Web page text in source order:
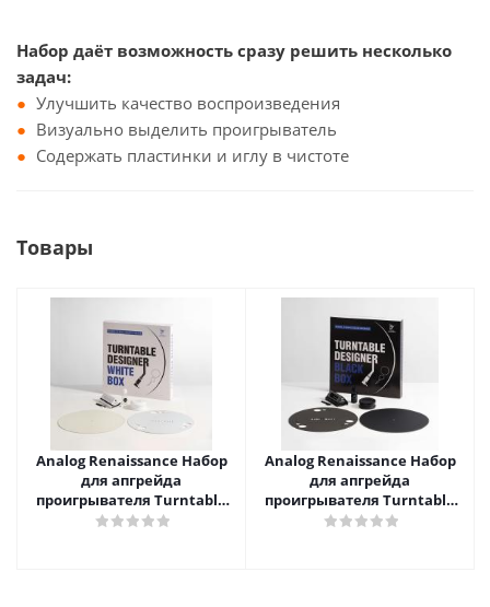
Набор даёт возможность сразу решить несколько
задач:
Улучшить качество воспроизведения
Визуально выделить проигрыватель
Содержать пластинки и иглу в чистоте
Товары
Analog Renaissance Набор
для апгрейда
проигрывателя Turntable
Designer White Box
Analog Renaissance Набор
для апгрейда
проигрывателя Turntable
Designer Black Box